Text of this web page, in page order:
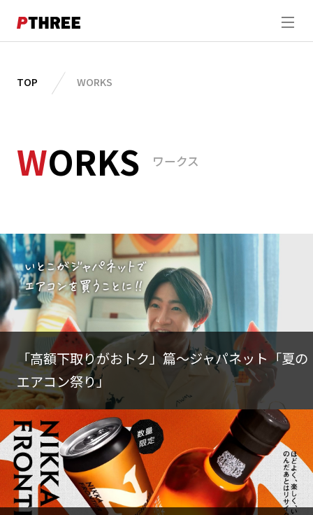
STUDIO
SHOOTING
MEMBER
NEWS
RECRUIT
ACCESS
TOP WORKS
WORKS ワークス
「高額下取りがおトク」篇～ジャパネット「夏の
エアコン祭り」